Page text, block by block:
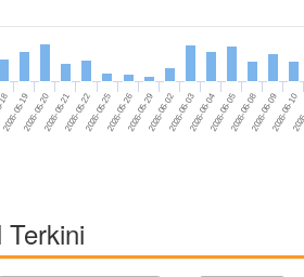
2026-05-192026-05-202026-05-212026-05-222026-05-252026-05-262026-05-292026-06-022026-06-032026-06-042026-06-052026-06-082026-06-092026-06-10